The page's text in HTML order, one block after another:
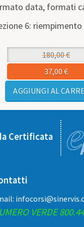
data, formati
6:
Lezione 7: Formule
8: blocco riquadri,
Lezione 9: sintassi
Lezione 10:
Lezione 11:
12: funzioni
Lezione 13: funzioni
14:
Lezione 15: funzioni
16: operazioni
180,00 €
37,00 €
Certificata
VERDE